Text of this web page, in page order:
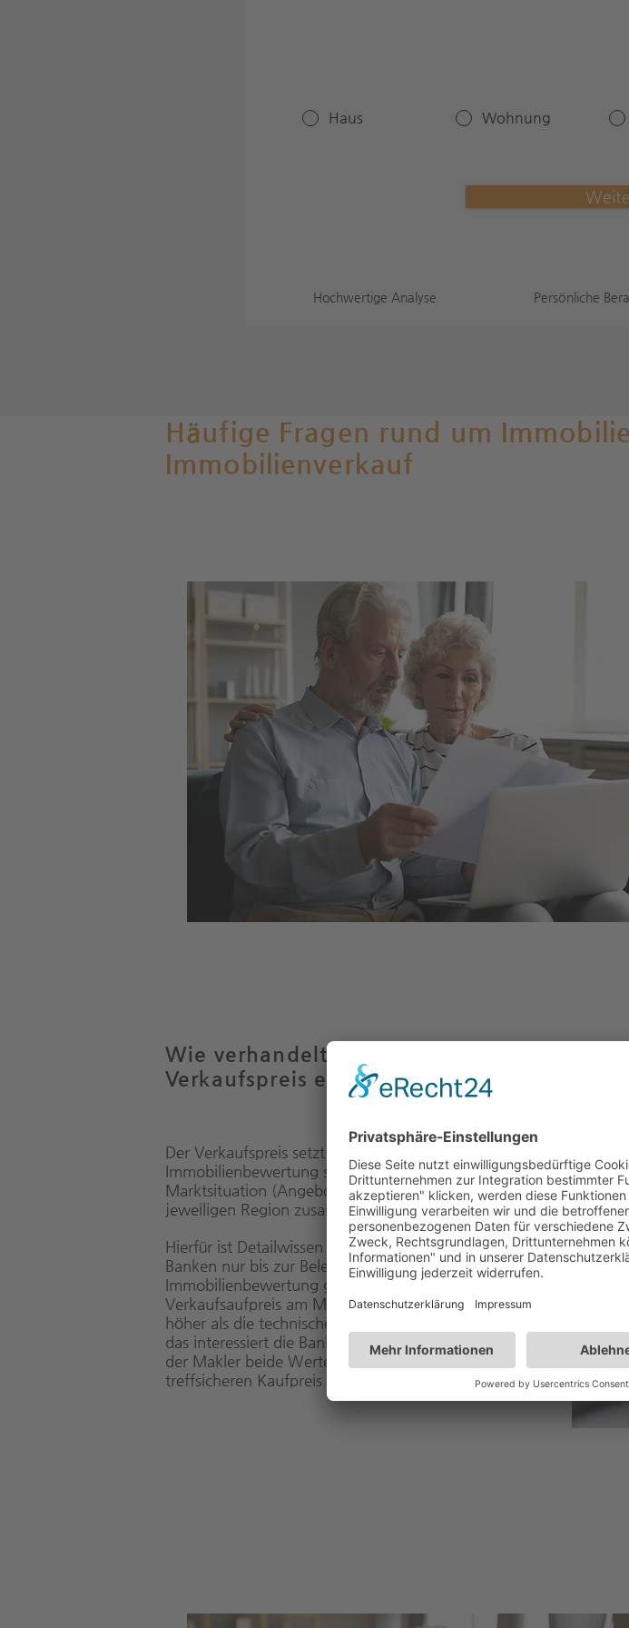
Haus Wohnung
Hochwertige Analyse Persönliche
Häufige Fragen rund um
Immobilienverkauf
Wie verhandelt man den
Verkaufspreis einer Immobilie?
Der Verkaufspreis setzt sich aus der
Immobilienbewertung sowie aus der aktuellen
Marktsituation (Angebot und Nachfrage) in der
jeweiligen Region zusammen.
Hierfür ist Detailwissen erforderlich, weil die
Banken nur bis zur Beleihungsgrenze =
Immobilienbewertung gehen. Der mögliche
Verkaufsaufpreis am Markt liegt zurzeit zwar
höher als die technische Wertermittlung, aber
das interessiert die Bank nur bedingt. Somit sollte
der Makler beide Werte kennen, um davon einen
treffsicheren Kaufpreis ableiten zu können.